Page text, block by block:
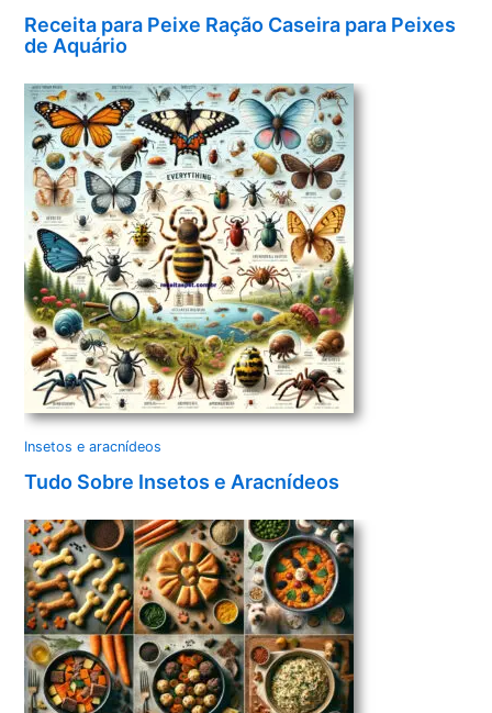
Receita para Peixe Ração Caseira para Peixes
de Aquário
Insetos e aracnídeos
Tudo Sobre Insetos e Aracnídeos